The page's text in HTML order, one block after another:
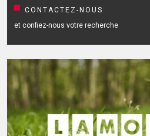
CONTACTEZ-NOUS
et confiez-nous votre recherche